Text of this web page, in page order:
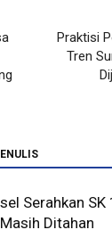
Praktisi
Tren
Serahkan SK
Ditahan